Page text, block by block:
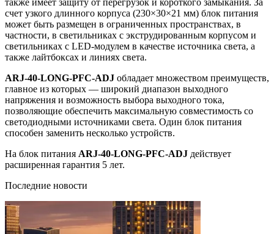
счет узкого длинного корпуса (230×30×21 мм) блок питания
может быть размещен в ограниченных пространствах, в
частности, в светильниках с экструдированным корпусом и
светильниках с LED-модулем в качестве источника света, а
также лайтбоксах и линиях света.
ARJ-40-LONG-PFC-ADJ обладает множеством преимуществ,
главное из которых — широкий диапазон выходного
напряжения и возможность выбора выходного тока,
позволяющие обеспечить максимальную совместимость со
светодиодными источниками света. Один блок питания
способен заменить несколько устройств.
На блок питания ARJ-40-LONG-PFC-ADJ действует
расширенная гарантия 5 лет.
Последние новости